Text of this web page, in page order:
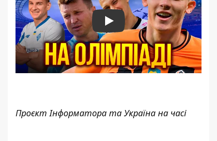
Play
Проєкт Інформатора та Україна на часі